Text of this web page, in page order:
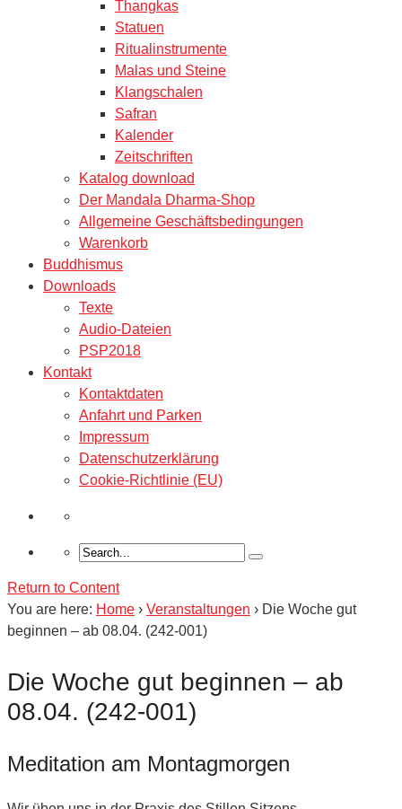
Thangkas
Statuen
Ritualinstrumente
Malas und Steine
Klangschalen
Safran
Kalender
Zeitschriften
Katalog download
Der Mandala Dharma-Shop
Allgemeine Geschäftsbedingungen
Warenkorb
Buddhismus
Downloads
Texte
Audio-Dateien
PSP2018
Kontakt
Kontaktdaten
Anfahrt und Parken
Impressum
Datenschutzerklärung
Cookie-Richtlinie (EU)
Return to Content
You are here: Home › Veranstaltungen › Die Woche gut
beginnen – ab 08.04. (242-001)
Die Woche gut beginnen – ab
08.04. (242-001)
Meditation am Montagmorgen